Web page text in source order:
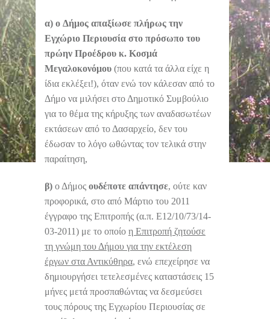
α) ο Δήμος απαξίωσε πλήρως την
Εγχώριο Περιουσία στο πρόσωπο του
πρώην Προέδρου κ. Κοσμά
Μεγαλοκονόμου (που κατά τα άλλα είχε η
ίδια εκλέξει!), όταν ενώ τον κάλεσαν από το
Δήμο να μιλήσει στο Δημοτικό Συμβούλιο
για το θέμα της κήρυξης των αναδασωτέων
εκτάσεων από το Δασαρχείο, δεν του
έδωσαν το λόγο ωθώντας τον τελικά στην
παραίτηση,
β) ο Δήμος ουδέποτε απάντησε, ούτε καν
προφορικά, στο από Μάρτιο του 2011
έγγραφο της Επιτροπής (α.π. Ε12/10/73/14-
03-2011) με το οποίο η Επιτροπή ζητούσε
τη γνώμη του Δήμου για την εκτέλεση
έργων στα Αντικύθηρα, ενώ επεχείρησε να
δημιουργήσει τετελεσμένες καταστάσεις 15
μήνες μετά προσπαθώντας να δεσμεύσει
τους πόρους της Εγχωρίου Περιουσίας σε